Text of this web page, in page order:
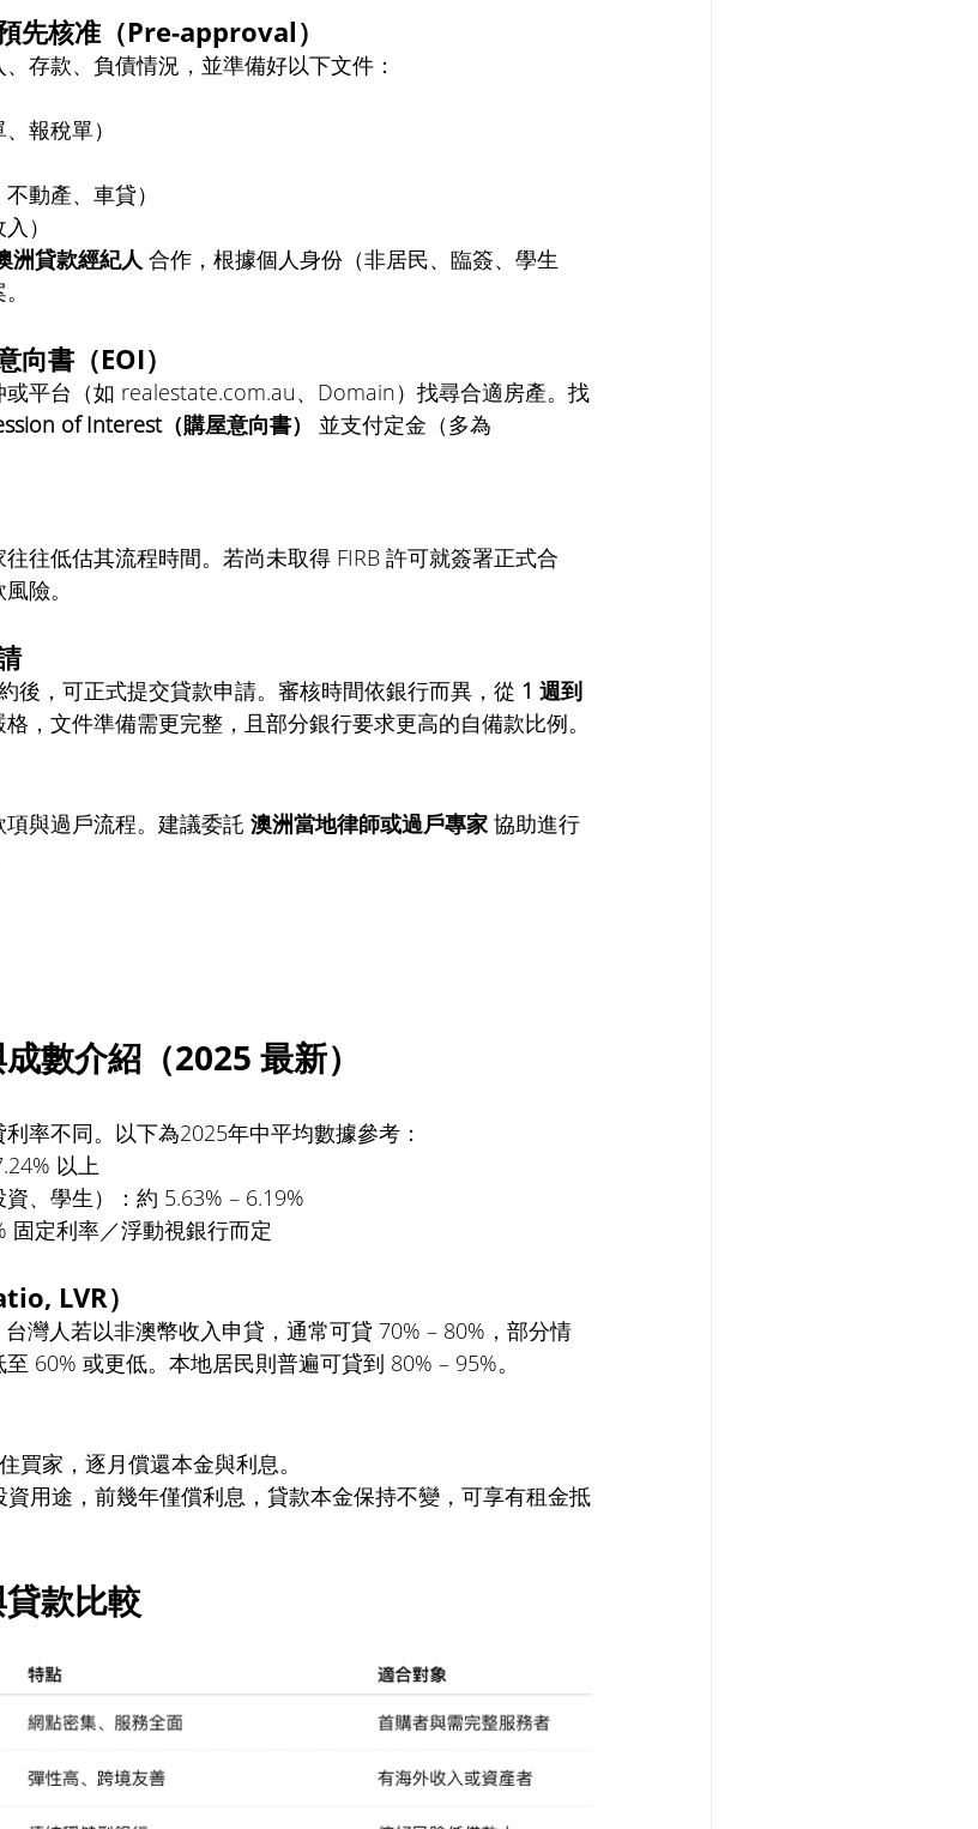
先核准（Pre-approval）
存款、負債情況，並準備好以下文件：
報稅單）
動產、車貸）
）
洲貸款經紀人 合作，根據個人身份（非居民、臨簽、學生
向書（EOI）
平台（如 realestate.com.au、Domain）找尋合適房產。找
of Interest（購屋意向書）
並支付定金（多為
往低估其流程時間。若尚未取得 FIRB 許可就簽署正式合
險。
後，可正式提交貸款申請。審核時間依銀行而異，從 1 週到
，文件準備需更完整，且部分銀行要求更高的自備款比例。
與過戶流程。建議委託 澳洲當地律師或過戶專家 協助進行
數介紹（2025 最新）
率不同。以下為2025年中平均數據參考：
以上
、學生）：約 5.63% – 6.19%
固定利率／浮動視銀行而定
LVR）
灣人若以非澳幣收入申貸，通常可貸 70% – 80%，部分情
60% 或更低。本地居民則普遍可貸到 80% – 95%。
買家，逐月償還本金與利息。
資用途，前幾年僅償利息，貸款本金保持不變，可享有租金抵
款比較